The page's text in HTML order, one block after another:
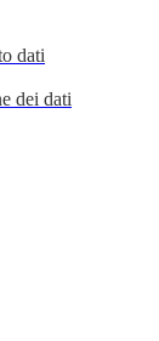
dati
dei dati